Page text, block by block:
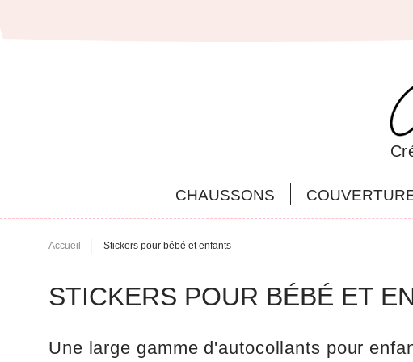
CHAUSSONS
Accueil Stickers pour bébé et enfants
STICKERS POUR BÉBÉ ET
Une large gamme d'autocollants pour